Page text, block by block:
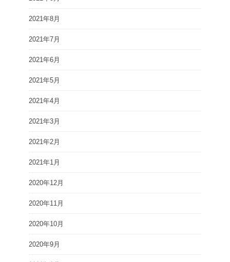
2021年8月
2021年7月
2021年6月
2021年5月
2021年4月
2021年3月
2021年2月
2021年1月
2020年12月
2020年11月
2020年10月
2020年9月